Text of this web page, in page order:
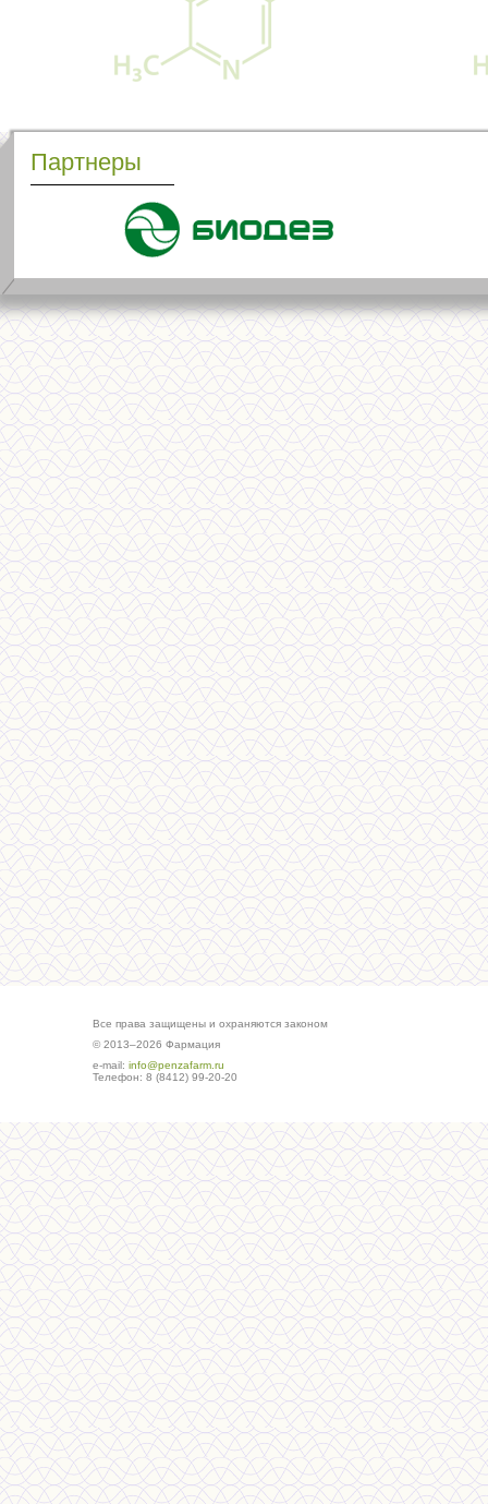
Партнеры
Все права защищены и охраняются законом
© 2013–2026 Фармация
е-mail: info@penzafarm.ru
Телефон: 8 (8412) 99-20-20
Сделано в студии ws-global.ru